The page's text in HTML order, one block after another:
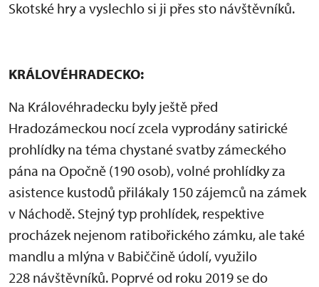
Skotské hry a vyslechlo si ji přes sto návštěvníků.
KRÁLOVÉHRADECKO:
Na Královéhradecku byly ještě před
Hradozámeckou nocí zcela vyprodány satirické
prohlídky na téma chystané svatby zámeckého
pána na Opočně (190 osob), volné prohlídky za
asistence kustodů přilákaly 150 zájemců na zámek
v Náchodě. Stejný typ prohlídek, respektive
procházek nejenom ratibořického zámku, ale také
mandlu a mlýna v Babiččině údolí, využilo
228 návštěvníků. Poprvé od roku 2019 se do